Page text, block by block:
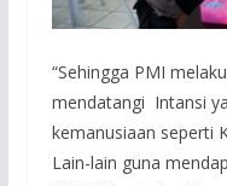
“Sehingga PMI
mendatangi Intansi
kemanusiaan seperti
Lain-lain guna